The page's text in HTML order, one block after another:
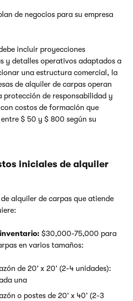
de negocios para su empresa
incluir proyecciones
y detalles operativos adaptados a
una estructura comercial, la
de alquiler de carpas operan
protección de responsabilidad y
costos de formación que
$ 50 y $ 800 según su
iniciales de alquiler
alquiler de carpas que atiende
$30,000-75,000 para
en varios tamaños:
de 20’ x 20’ (2-4 unidades):
una
o postes de 20’ x 40’ (2-3